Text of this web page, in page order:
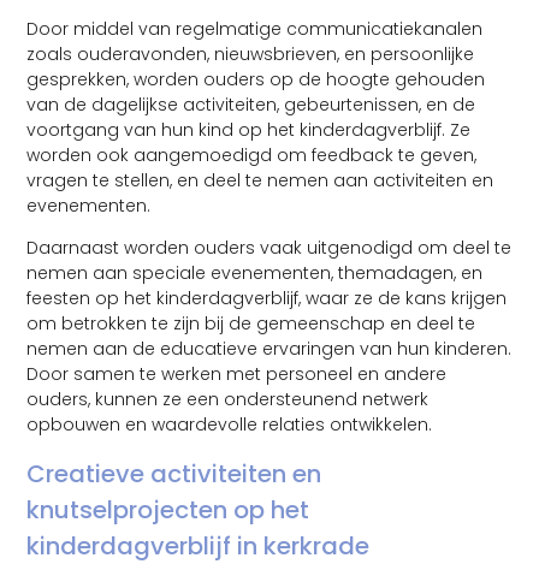
Door middel van regelmatige communicatiekanalen
zoals ouderavonden, nieuwsbrieven, en persoonlijke
gesprekken, worden ouders op de hoogte gehouden
van de dagelijkse activiteiten, gebeurtenissen, en de
voortgang van hun kind op het kinderdagverblijf. Ze
worden ook aangemoedigd om feedback te geven,
vragen te stellen, en deel te nemen aan activiteiten en
evenementen.
Daarnaast worden ouders vaak uitgenodigd om deel te
nemen aan speciale evenementen, themadagen, en
feesten op het kinderdagverblijf, waar ze de kans krijgen
om betrokken te zijn bij de gemeenschap en deel te
nemen aan de educatieve ervaringen van hun kinderen.
Door samen te werken met personeel en andere
ouders, kunnen ze een ondersteunend netwerk
opbouwen en waardevolle relaties ontwikkelen.
Creatieve activiteiten en
knutselprojecten op het
kinderdagverblijf in kerkrade